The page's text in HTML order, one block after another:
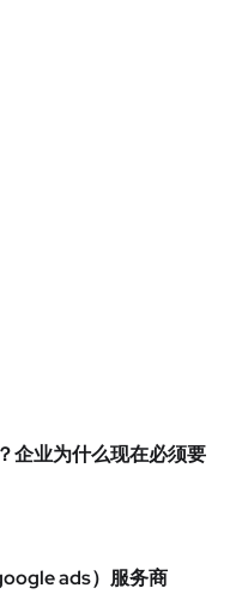
企业为什么现在必须要
ads）服务商